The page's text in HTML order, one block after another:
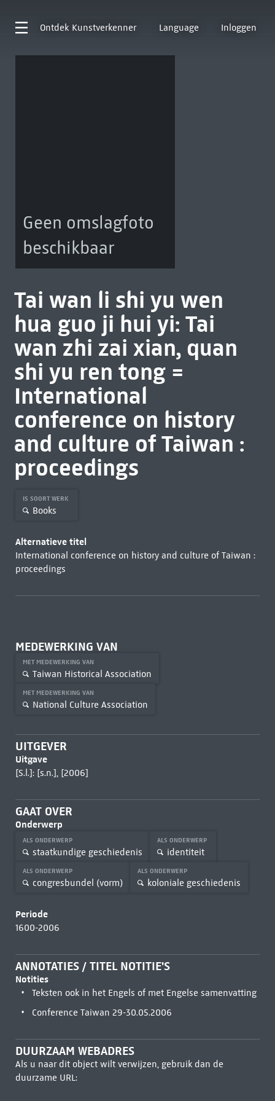
Ontdek Kunstverkenner Language Inloggen
Geen omslagfoto
beschikbaar
Tai wan li shi yu wen
hua guo ji hui yi: Tai
wan zhi zai xian, quan
shi yu ren tong =
International
conference on history
and culture of Taiwan :
proceedings
IS SOORT WERK
Books
Alternatieve titel
International conference on history and culture of Taiwan :
proceedings
MEDEWERKING VAN
MET MEDEWERKING VAN
Taiwan Historical Association
MET MEDEWERKING VAN
National Culture Association
UITGEVER
Uitgave
[S.l.]: [s.n.], [2006]
GAAT OVER
Onderwerp
ALS ONDERWERP
staatkundige geschiedenis
ALS ONDERWERP
identiteit
ALS ONDERWERP
congresbundel (vorm)
ALS ONDERWERP
koloniale geschiedenis
Periode
1600-2006
ANNOTATIES / TITEL NOTITIE'S
Notities
Teksten ook in het Engels of met Engelse samenvatting
Conference Taiwan 29-30.05.2006
DUURZAAM WEBADRES
Als u naar dit object wilt verwijzen, gebruik dan de
duurzame URL: